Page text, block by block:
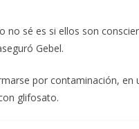
no sé es si ellos son
Gebel.
por contaminación, en
glifosato.